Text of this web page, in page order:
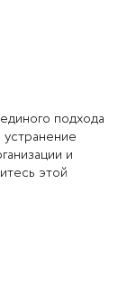
подхода
и
этой